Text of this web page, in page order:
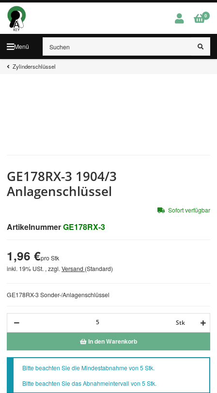
Menü
0
Zylinderschlüssel
GE178RX-3 1904/3
Anlagenschlüssel
ArtikelnummerGE178RX-3
GE178RX-3 Sonder-/Anlagenschlüssel
1,96 €pro Stk
inkl. 19% USt. , zzgl. Versand (Standard)
Stk
In den Warenkorb
xBitte beachten Sie die Mindestabnahme von 5 Stk.
Bitte beachten Sie das Abnahmeintervall von 5 Stk.
Sofort verfügbar